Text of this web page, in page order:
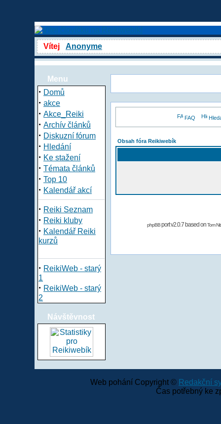
Vítej Anonyme
Menu
· Domů
· akce
· Akce_Reiki
· Archív článků
· Diskuzní fórum
· Hledání
· Ke stažení
· Témata článků
· Top 10
· Kalendář akcí
· Reiki Seznam
· Reiki kluby
· Kalendář Reiki
kurzů
· ReikiWeb - starý
1
· ReikiWeb - starý
2
Návštěvnost
FAQ
Obsah fóra Reikiwebík
phpBBport v2.0.7 based onTom
Web pohání Copyright © Redakční
Čas potřebný ke